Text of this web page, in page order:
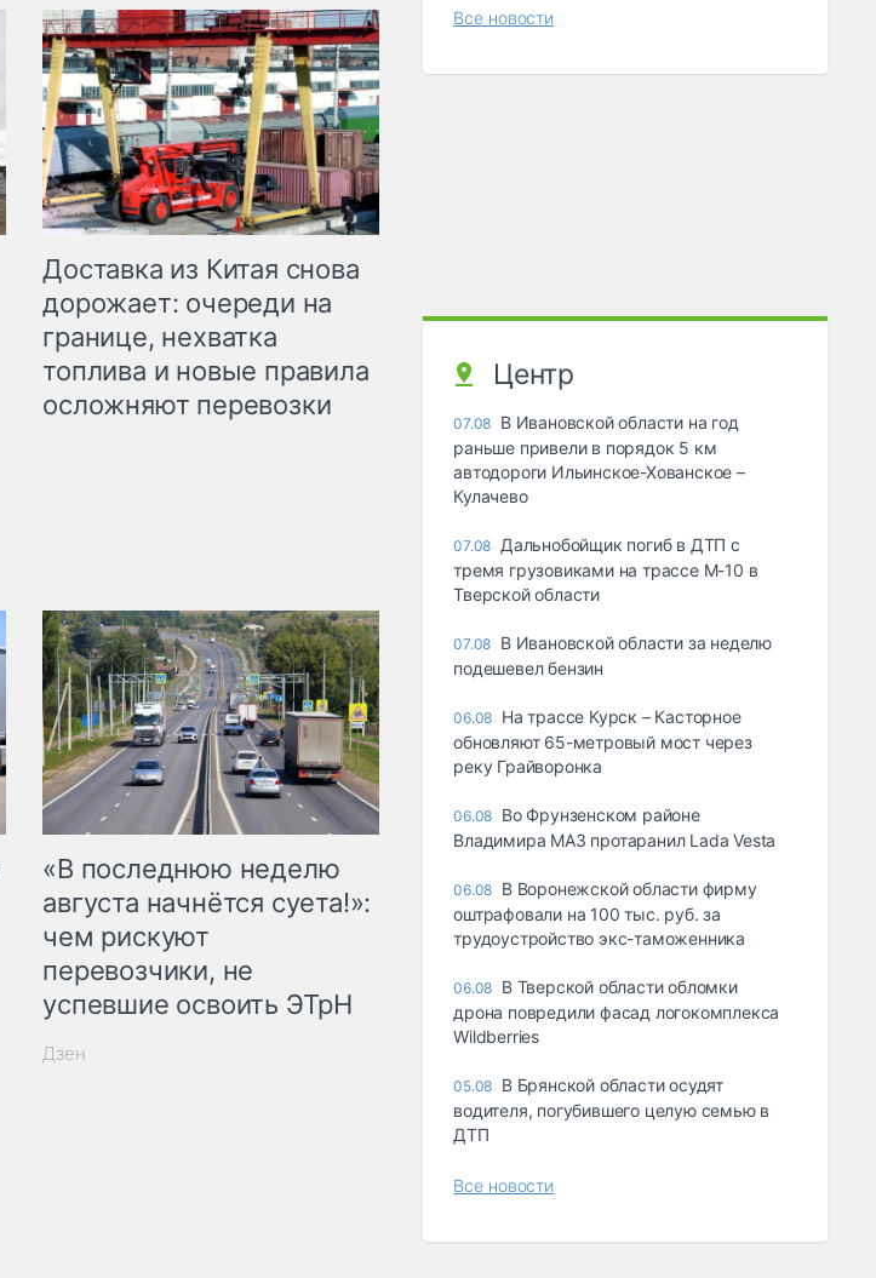
Доставка из Китая снова
дорожает: очереди на
границе, нехватка
топлива и новые правила
осложняют перевозки
«В последнюю неделю
августа начнётся суета!»:
чем рискуют
перевозчики, не
успевшие освоить ЭТрН
Дзен
Все новости
Центр
07.08 В Ивановской области на год
раньше привели в порядок 5 км
автодороги Ильинское-Хованское –
Кулачево
07.08 Дальнобойщик погиб в ДТП с
тремя грузовиками на трассе М-10 в
Тверской области
07.08 В Ивановской области за неделю
подешевел бензин
06.08 На трассе Курск – Касторное
обновляют 65-метровый мост через
реку Грайворонка
06.08 Во Фрунзенском районе
Владимира МАЗ протаранил Lada Vesta
06.08 В Воронежской области фирму
оштрафовали на 100 тыс. руб. за
трудоустройство экс-таможенника
06.08 В Тверской области обломки
дрона повредили фасад логокомплекса
Wildberries
05.08 В Брянской области осудят
водителя, погубившего целую семью в
ДТП
Все новости